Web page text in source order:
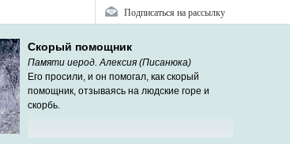
Подписаться на рассылку
Скорый помощник
Памяти иерод. Алексия (Писанюка)
Его просили, и он помогал, как скорый
помощник, отзываясь на людские горе и
скорбь.